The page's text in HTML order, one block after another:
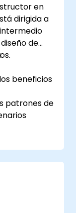
en
dirigida a
de
beneficios
patrones de
por la